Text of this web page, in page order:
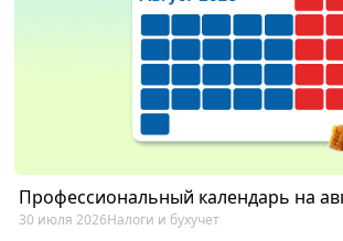
Профессиональный календарь на
30 июля 2026Налоги и бухучет